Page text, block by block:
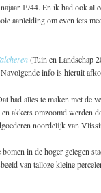
1944. En ik had ook al
aanleiding om even iets
(Tuin en Landschap
info is hieruit
had alles te maken met de
akkers omzoomd werden
noordelijk van
in de hoger gelegen
van talloze kleine